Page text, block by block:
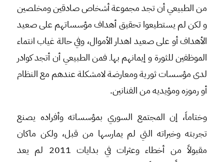
من الطبيعي أن تجد مجموعة أشخاص صادقين ومخلصين
و لكن لم يستطيعوا تحقيق أهداف مؤسساتهم على صعيد
الأهداف أو على صعيد اهدار الأموال، وفي حالة غياب انتماء
الموظفين للثورة و إيمانهم بهاـ فمن الطبيعي أن أتجد كوادر
لدى مؤسسات ثورية ومعارضة لامشكلة عندهم مع النظام
أو رموزه ومؤيديه من الفنانين.
وختاماَ، إن المجتمع السوري بمؤسساته وأفراده يصنع
تجربته وخبراته التي لم يمارسها من قبل، ولكن ماكان
مقبولاً من أخطاء وعثرات في بدايات 2011 لم يعد